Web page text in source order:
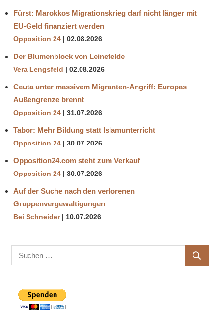
Fürst: Marokkos Migrationskrieg darf nicht länger mit
EU-Geld finanziert werden
Opposition 24 02.08.2026
Der Blumenblock von Leinefelde
Vera Lengsfeld 02.08.2026
Ceuta unter massivem Migranten-Angriff: Europas
Außengrenze brennt
Opposition 24 31.07.2026
Tabor: Mehr Bildung statt Islamunterricht
Opposition 24 30.07.2026
Opposition24.com steht zum Verkauf
Opposition 24 30.07.2026
Auf der Suche nach den verlorenen
Gruppenvergewaltigungen
Bei Schneider 10.07.2026
Suchen
nach:
SUCHEN